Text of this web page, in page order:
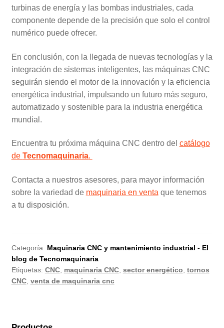
turbinas de energía y las bombas industriales, cada
componente depende de la precisión que solo el control
numérico puede ofrecer.
En conclusión, con la llegada de nuevas tecnologías y la
integración de sistemas inteligentes, las máquinas CNC
seguirán siendo el motor de la innovación y la eficiencia
energética industrial, impulsando un futuro más seguro,
automatizado y sostenible para la industria energética
mundial.
Encuentra tu próxima máquina CNC dentro del catálogo
de Tecnomaquinaria.
Contacta a nuestros asesores, para mayor información
sobre la variedad de maquinaria en venta que tenemos
a tu disposición.
Categoría: Maquinaria CNC y mantenimiento industrial - El
blog de Tecnomaquinaria
Etiquetas: CNC, maquinaria CNC, sector energético tornos
CNC, venta de maquinaria cnc